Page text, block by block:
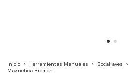
Inicio > Herramientas Manuales > Bocallaves >
Magnetica Bremen